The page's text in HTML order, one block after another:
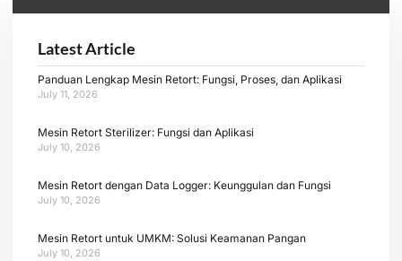
Latest Article
Panduan Lengkap Mesin Retort: Fungsi, Proses, dan Aplikasi
July 11, 2026
Mesin Retort Sterilizer: Fungsi dan Aplikasi
July 10, 2026
Mesin Retort dengan Data Logger: Keunggulan dan Fungsi
July 10, 2026
Mesin Retort untuk UMKM: Solusi Keamanan Pangan
July 10, 2026